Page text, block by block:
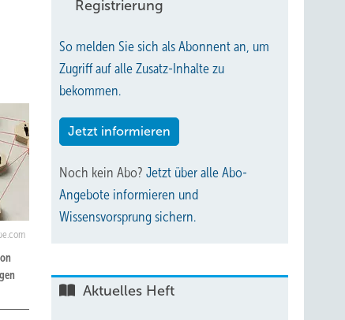
Registrierung
So melden Sie sich als Abonnent an, um
Zugriff auf alle Zusatz-Inhalte zu
bekommen.
Jetzt informieren
Noch kein Abo? Jetzt über alle Abo-
Angebote informieren und
Wissensvorsprung sichern.
Aktuelles Heft